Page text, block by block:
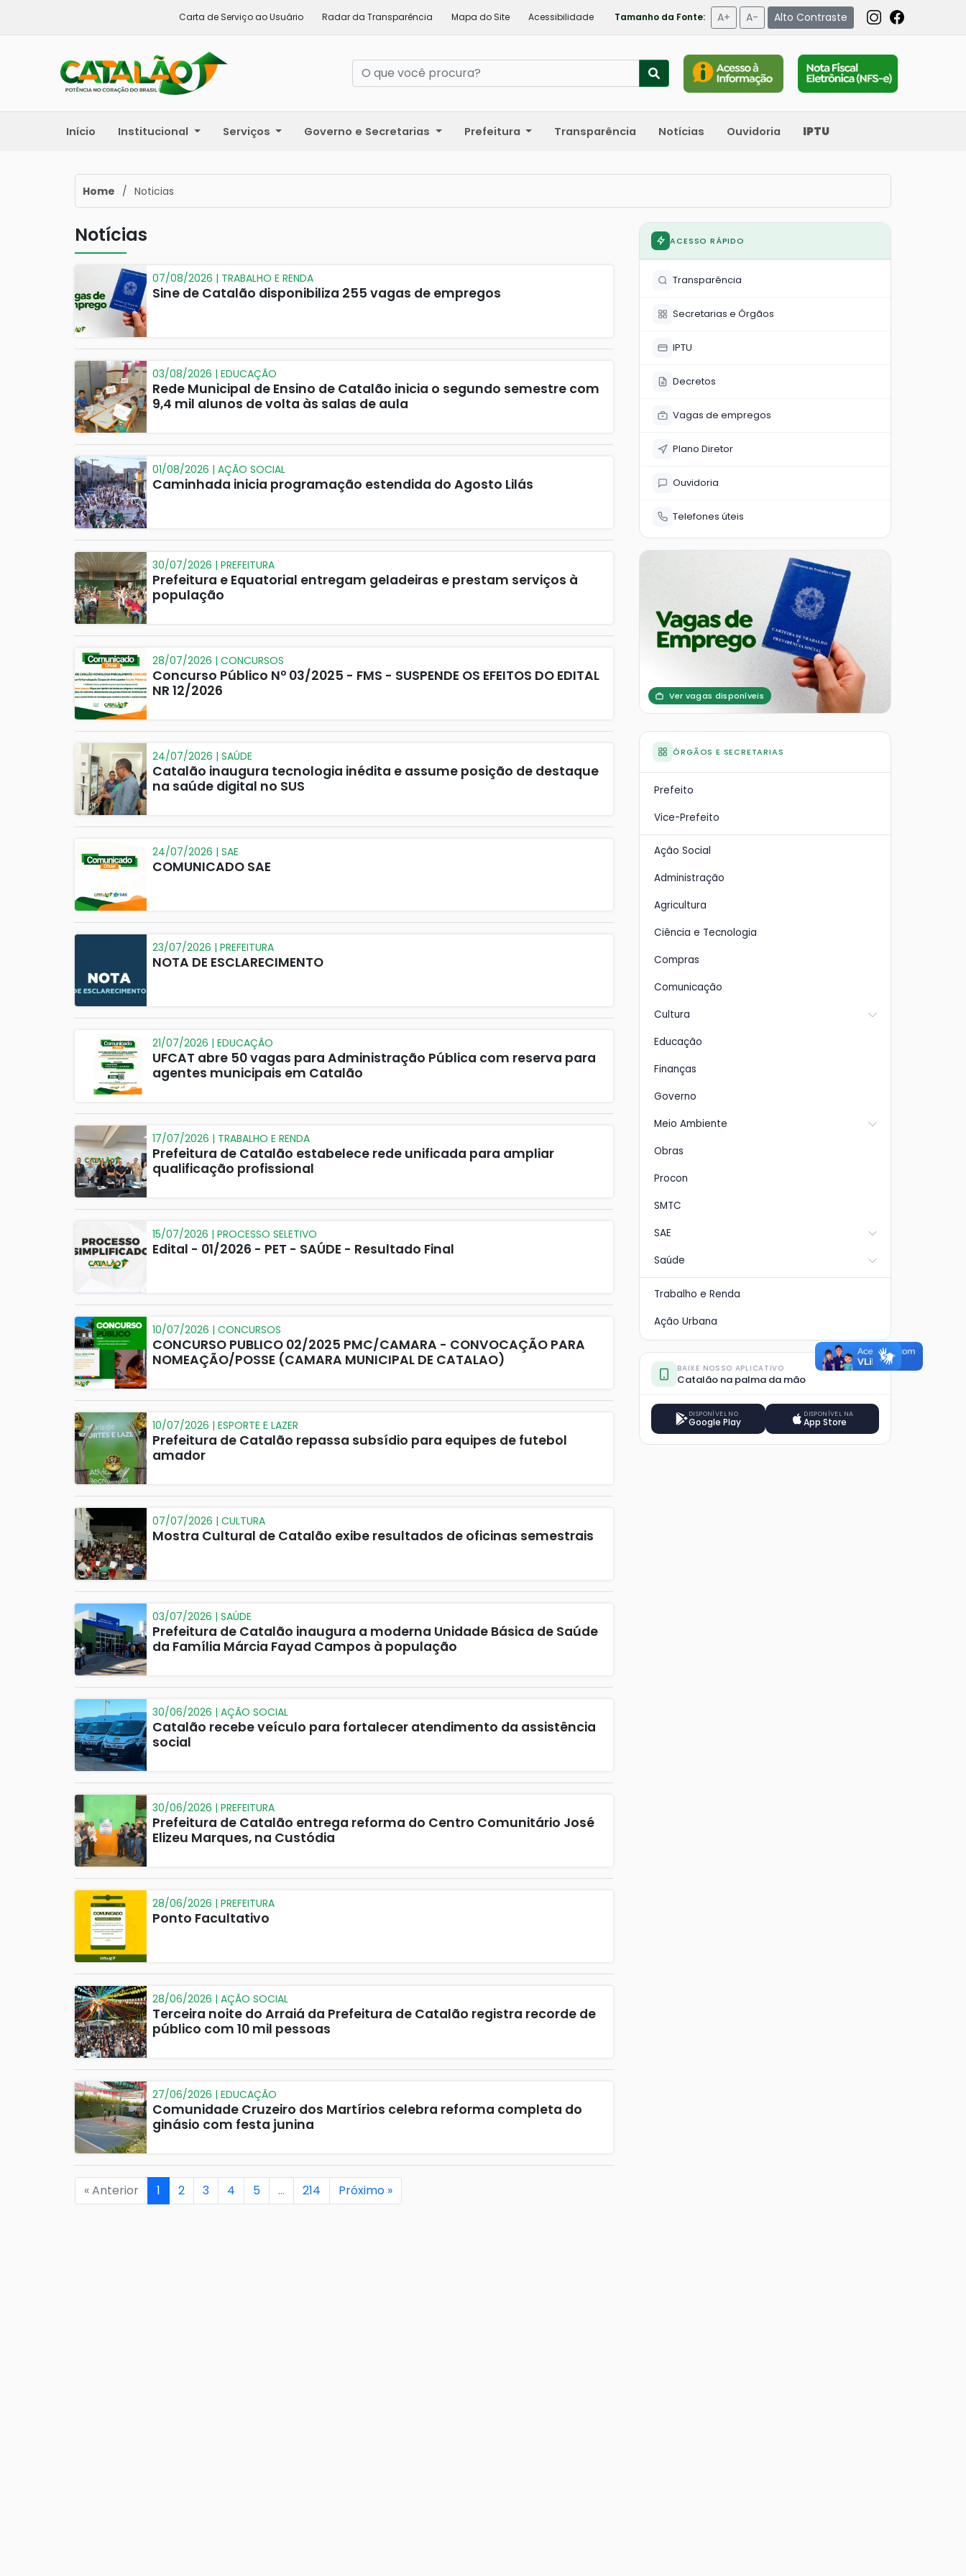
Carta de Serviço ao Usuário Radar da Transparência Mapa do Site Acessibilidade Tamanho da Fonte: A+ A- Alto Contraste
Início Institucional Serviços Governo e Secretarias Prefeitura Transparência Notícias Ouvidoria IPTU
Home / Noticias
Notícias
07/08/2026 | TRABALHO E RENDA
Sine de Catalão disponibiliza 255 vagas de empregos
03/08/2026 | EDUCAÇÃO
Rede Municipal de Ensino de Catalão inicia o segundo semestre com
9,4 mil alunos de volta às salas de aula
01/08/2026 | AÇÃO SOCIAL
Caminhada inicia programação estendida do Agosto Lilás
30/07/2026 | PREFEITURA
Prefeitura e Equatorial entregam geladeiras e prestam serviços à
população
28/07/2026 | CONCURSOS
Concurso Público Nº 03/2025 - FMS - SUSPENDE OS EFEITOS DO EDITAL
NR 12/2026
24/07/2026 | SAÚDE
Catalão inaugura tecnologia inédita e assume posição de destaque
na saúde digital no SUS
24/07/2026 | SAE
COMUNICADO SAE
23/07/2026 | PREFEITURA
NOTA DE ESCLARECIMENTO
21/07/2026 | EDUCAÇÃO
UFCAT abre 50 vagas para Administração Pública com reserva para
agentes municipais em Catalão
17/07/2026 | TRABALHO E RENDA
Prefeitura de Catalão estabelece rede unificada para ampliar
qualificação profissional
15/07/2026 | PROCESSO SELETIVO
Edital - 01/2026 - PET - SAÚDE - Resultado Final
10/07/2026 | CONCURSOS
CONCURSO PUBLICO 02/2025 PMC/CAMARA - CONVOCAÇÃO PARA
NOMEAÇÃO/POSSE (CAMARA MUNICIPAL DE CATALAO)
10/07/2026 | ESPORTE E LAZER
Prefeitura de Catalão repassa subsídio para equipes de futebol
amador
07/07/2026 | CULTURA
Mostra Cultural de Catalão exibe resultados de oficinas semestrais
03/07/2026 | SAÚDE
Prefeitura de Catalão inaugura a moderna Unidade Básica de Saúde
da Família Márcia Fayad Campos à população
30/06/2026 | AÇÃO SOCIAL
Catalão recebe veículo para fortalecer atendimento da assistência
social
30/06/2026 | PREFEITURA
Prefeitura de Catalão entrega reforma do Centro Comunitário José
Elizeu Marques, na Custódia
28/06/2026 | PREFEITURA
Ponto Facultativo
28/06/2026 | AÇÃO SOCIAL
Terceira noite do Arraiá da Prefeitura de Catalão registra recorde de
público com 10 mil pessoas
27/06/2026 | EDUCAÇÃO
Comunidade Cruzeiro dos Martírios celebra reforma completa do
ginásio com festa junina
« Anterior 1 2 3 4 5 … 214 Próximo »
ACESSO RÁPIDO
Transparência
Secretarias e Órgãos
IPTU
Decretos
Vagas de empregos
Plano Diretor
Ouvidoria
Telefones úteis
Ver vagas disponíveis
ÓRGÃOS E SECRETARIAS
Prefeito
Vice-Prefeito
Ação Social
Administração
Agricultura
Ciência e Tecnologia
Compras
Comunicação
Cultura
Educação
Finanças
Governo
Meio Ambiente
Obras
Procon
SMTC
SAE
Saúde
Trabalho e Renda
Ação Urbana
BAIXE NOSSO APLICATIVO
Catalão na palma da mão
DISPONÍVEL NO
Google Play
DISPONÍVEL NA
App Store